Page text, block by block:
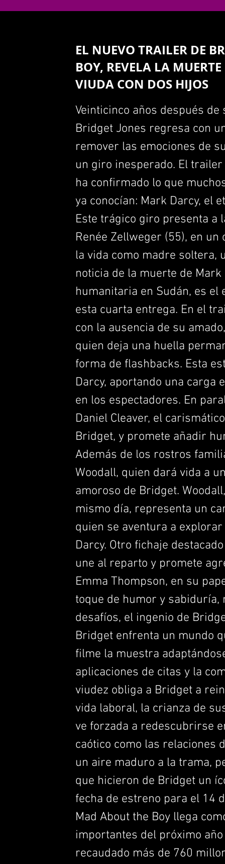
EL NUEVO TRAILER DE
BOY, REVELA LA
VIUDA CON DOS HIJOS
Veinticinco años después
Bridget Jones regresa con
remover las emociones de
un giro inesperado. El
ha confirmado lo que
ya conocían: Mark Darcy, el
Este trágico giro presenta a
Renée Zellweger (55), en
la vida como madre soltera,
noticia de la muerte de
humanitaria en Sudán, es
esta cuarta entrega. En el
con la ausencia de su
quien deja una huella
forma de flashbacks. Esta
Darcy, aportando una carga
en los espectadores. En
Daniel Cleaver, el
Bridget, y promete añadir
Además de los rostros
Woodall, quien dará vida a
amoroso de Bridget.
mismo día, representa un
quien se aventura a
Darcy. Otro fichaje
une al reparto y promete
Emma Thompson, en su
toque de humor y sabiduría,
desafíos, el ingenio de
Bridget enfrenta un mundo
filme la muestra
aplicaciones de citas y la
viudez obliga a Bridget a
vida laboral, la crianza de
ve forzada a redescubrirse
caótico como las relaciones
un aire maduro a la trama,
que hicieron de Bridget un
fecha de estreno para el 14
Mad About the Boy llega
importantes del próximo
recaudado más de 760